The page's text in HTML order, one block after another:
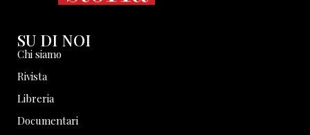
SU DI NOI
Chi siamo
Rivista
Libreria
Documentari